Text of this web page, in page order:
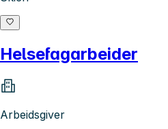
Helsefagarbeider
Arbeidsgiver